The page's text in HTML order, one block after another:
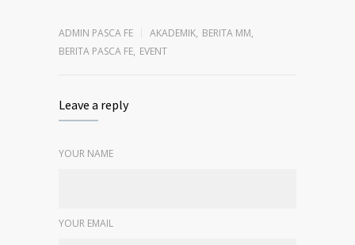
ADMIN PASCA FE AKADEMIK, BERITA MM,
BERITA PASCA FE, EVENT
Leave a reply
YOUR NAME
YOUR EMAIL